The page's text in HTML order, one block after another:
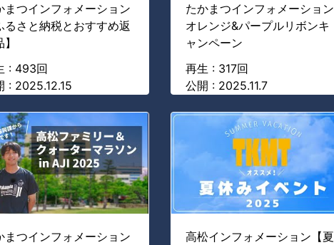
まつインフォメーション
るさと納税とおすすめ返
: 493回
: 2025.12.15
たかまつインフォメーション
オレンジ&パープルリボンキ
ャンペーン
再生 : 317回
公開 : 2025.11.7
まつインフォメーション
高松インフォメーション【夏